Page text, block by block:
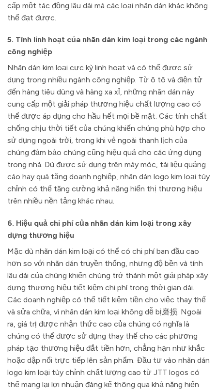
cấp một tác động lâu dài mà các loại nhãn dán khác không
thể đạt được.
5. Tính linh hoạt của nhãn dán kim loại trong các ngành
công nghiệp
Nhãn dán kim loại cực kỳ linh hoạt và có thể được sử
dụng trong nhiều ngành công nghiệp. Từ ô tô và điện tử
đến hàng tiêu dùng và hàng xa xỉ, những nhãn dán này
cung cấp một giải pháp thương hiệu chất lượng cao có
thể được áp dụng cho hầu hết mọi bề mặt. Các tính chất
chống chịu thời tiết của chúng khiến chúng phù hợp cho
sử dụng ngoài trời, trong khi vẻ ngoài thanh lịch của
chúng đảm bảo chúng cũng hiệu quả cho các ứng dụng
trong nhà. Dù được sử dụng trên máy móc, tài liệu quảng
cáo hay quà tặng doanh nghiệp, nhãn dán logo kim loại tùy
chỉnh có thể tăng cường khả năng hiển thị thương hiệu
trên nhiều nền tảng khác nhau.
6. Hiệu quả chi phí của nhãn dán kim loại trong xây
dựng thương hiệu
Mặc dù nhãn dán kim loại có thể có chi phí ban đầu cao
hơn so với nhãn dán truyền thống, nhưng độ bền và tính
lâu dài của chúng khiến chúng trở thành một giải pháp xây
dựng thương hiệu tiết kiệm chi phí trong thời gian dài.
Các doanh nghiệp có thể tiết kiệm tiền cho việc thay thế
và sửa chữa, vì nhãn dán kim loại không dễ bị磨损. Ngoài
ra, giá trị được nhận thức cao của chúng có nghĩa là
chúng có thể được sử dụng thay thế cho các phương
pháp tạo thương hiệu đắt tiền hơn, chẳng hạn như khắc
hoặc dập nổi trực tiếp lên sản phẩm. Đầu tư vào nhãn dán
logo kim loại tùy chỉnh chất lượng cao từ JTT logos có
thể mang lại lợi nhuận đáng kể thông qua khả năng hiển